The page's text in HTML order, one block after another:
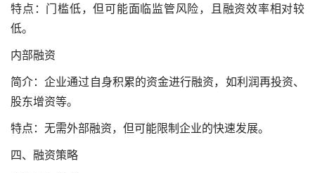
特点：门槛低，但可能面临监管风险，且融资效率相对较
低。
内部融资
简介：企业通过自身积累的资金进行融资，如利润再投资、
股东增资等。
特点：无需外部融资，但可能限制企业的快速发展。
四、融资策略